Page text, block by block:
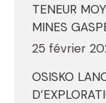
TENEUR
MINES
25 février
OSISKO